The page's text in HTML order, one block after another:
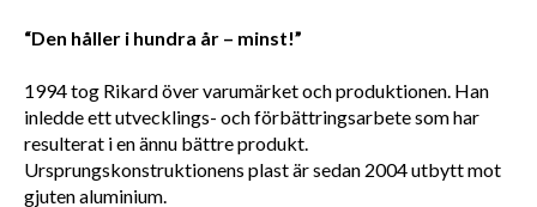
“Den håller i hundra år – minst!”
1994 tog Rikard över varumärket och produktionen. Han
inledde ett utvecklings- och förbättringsarbete som har
resulterat i en ännu bättre produkt.
Ursprungskonstruktionens plast är sedan 2004 utbytt mot
gjuten aluminium.